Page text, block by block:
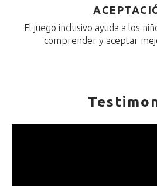
El juego inclusivo ayuda a los
comprender y aceptar